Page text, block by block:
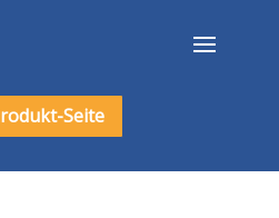
Seite